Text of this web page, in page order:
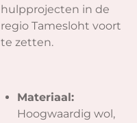
hulpprojecten in de
regio Tamesloht voort
te zetten.
Materiaal:
Hoogwaardig wol,